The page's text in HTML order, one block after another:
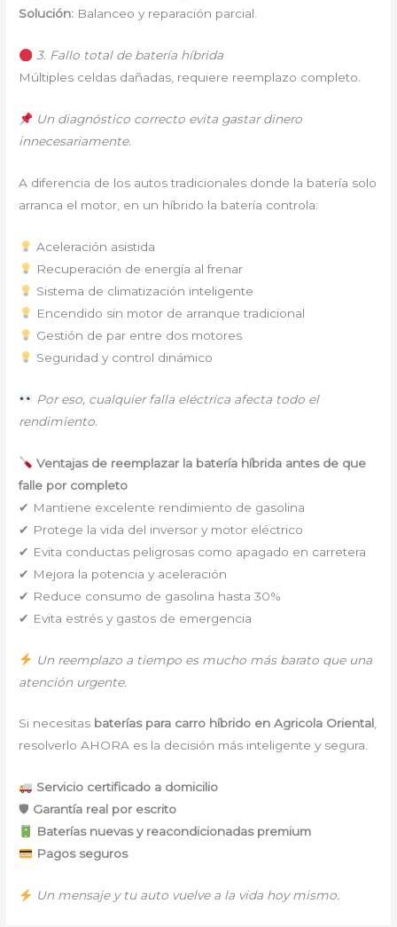
Solución: Balanceo y reparación parcial.
3. Fallo total de batería híbrida
Múltiples celdas dañadas, requiere reemplazo completo.
Un diagnóstico correcto evita gastar dinero
innecesariamente.
A diferencia de los autos tradicionales donde la batería solo
arranca el motor, en un híbrido la batería controla:
Aceleración asistida
Recuperación de energía al frenar
Sistema de climatización inteligente
Encendido sin motor de arranque tradicional
Gestión de par entre dos motores
Seguridad y control dinámico
Por eso, cualquier falla eléctrica afecta todo el
rendimiento.
Ventajas de reemplazar la batería híbrida antes de que
falle por completo
✔ Mantiene excelente rendimiento de gasolina
✔ Protege la vida del inversor y motor eléctrico
✔ Evita conductas peligrosas como apagado en carretera
✔ Mejora la potencia y aceleración
✔ Reduce consumo de gasolina hasta 30%
✔ Evita estrés y gastos de emergencia
Un reemplazo a tiempo es mucho más barato que una
atención urgente.
Si necesitas baterías para carro híbrido en Agricola Oriental,
resolverlo AHORA es la decisión más inteligente y segura.
Servicio certificado a domicilio
🛡 Garantía real por escrito
Baterías nuevas y reacondicionadas premium
Pagos seguros
Un mensaje y tu auto vuelve a la vida hoy mismo.